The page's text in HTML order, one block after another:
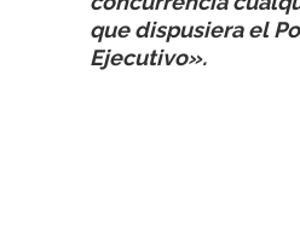
que dispusiera el
Ejecutivo».